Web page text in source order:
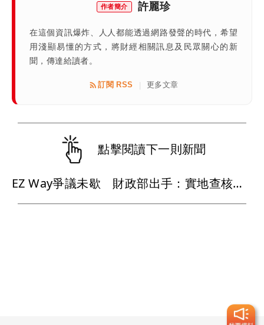
作者簡介 許麗珍
在這個資訊爆炸、人人都能透過網路發聲的時代，希望
用淺顯易懂的方式，將財經相關訊息及民眾關心的新
聞，傳達給讀者。
訂閱 RSS | 更多文章
點擊閱讀下一則新聞
EZ Way爭議未歇 財政部出手：實地查核關貿公司